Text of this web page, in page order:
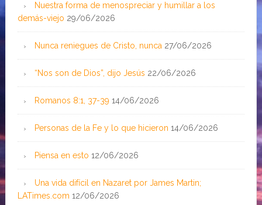
Nuestra forma de menospreciar y humillar a los
demás-viejo 29/06/2026
Nunca reniegues de Cristo, nunca 27/06/2026
“Nos son de Dios”, dijo Jesús 22/06/2026
Romanos 8:1, 37-39 14/06/2026
Personas de la Fe y lo que hicieron 14/06/2026
Piensa en esto 12/06/2026
Una vida difícil en Nazaret por James Martin;
LATimes.com 12/06/2026